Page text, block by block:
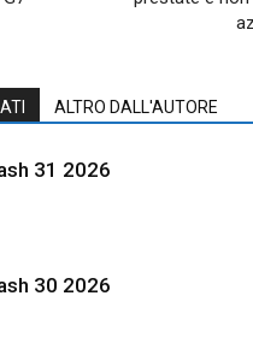
ALTRO DALL'AUTORE
31 2026
30 2026